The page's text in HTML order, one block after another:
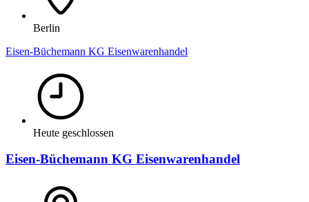
Berlin
Eisen-Büchemann KG Eisenwarenhandel
Heute geschlossen
Eisen-Büchemann KG Eisenwarenhandel